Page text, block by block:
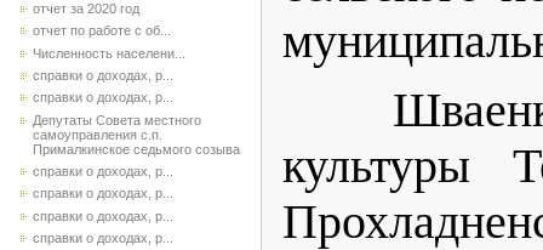
отчет за 2020 год
отчет по работе с об...
Численность населени...
справки о доходах, р...
справки о доходах, р...
Депутаты Совета местного
самоуправления с.п.
Прималкинское седьмого созыва
справки о доходах, р...
справки о доходах, р...
справки о доходах, р...
справки о доходах, р...
Шваенко
культуры